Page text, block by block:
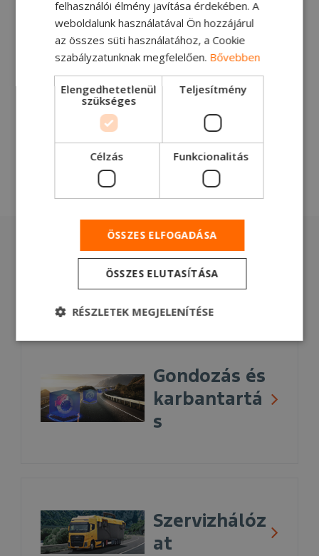
Ford garancia
A ’Ford Garancia’ akkor kezdődik, amikor
járművének gyártói jótállása lejár. A ’Ford
Garancia’ csomaggal járművének mechanikus és
elektromos alkatrészeire további egy év
jótállás vonatkozik
, kilométerszám korlátozás
nélkül. A Ford Garancia szerződéssel kapcsolatban
bővebb információért vegye fel a kapcsolatot a
Delta-Truck Kft. kereskedőivel.
Értékesítés utáni
támogatás
Gondozás és
karbantartá
s
Szervizhálóz
at
felhasználói élmény javítása érdekében. A
weboldalunk használatával Ön hozzájárul
az összes süti használatához, a Cookie
szabályzatunknak megfelelően. Bővebben
Elengedhetetlenül
szükséges
Teljesítmény
Célzás Funkcionalitás
ÖSSZES ELFOGADÁSA
ÖSSZES ELUTASÍTÁSA
RÉSZLETEK MEGJELENÍTÉSE